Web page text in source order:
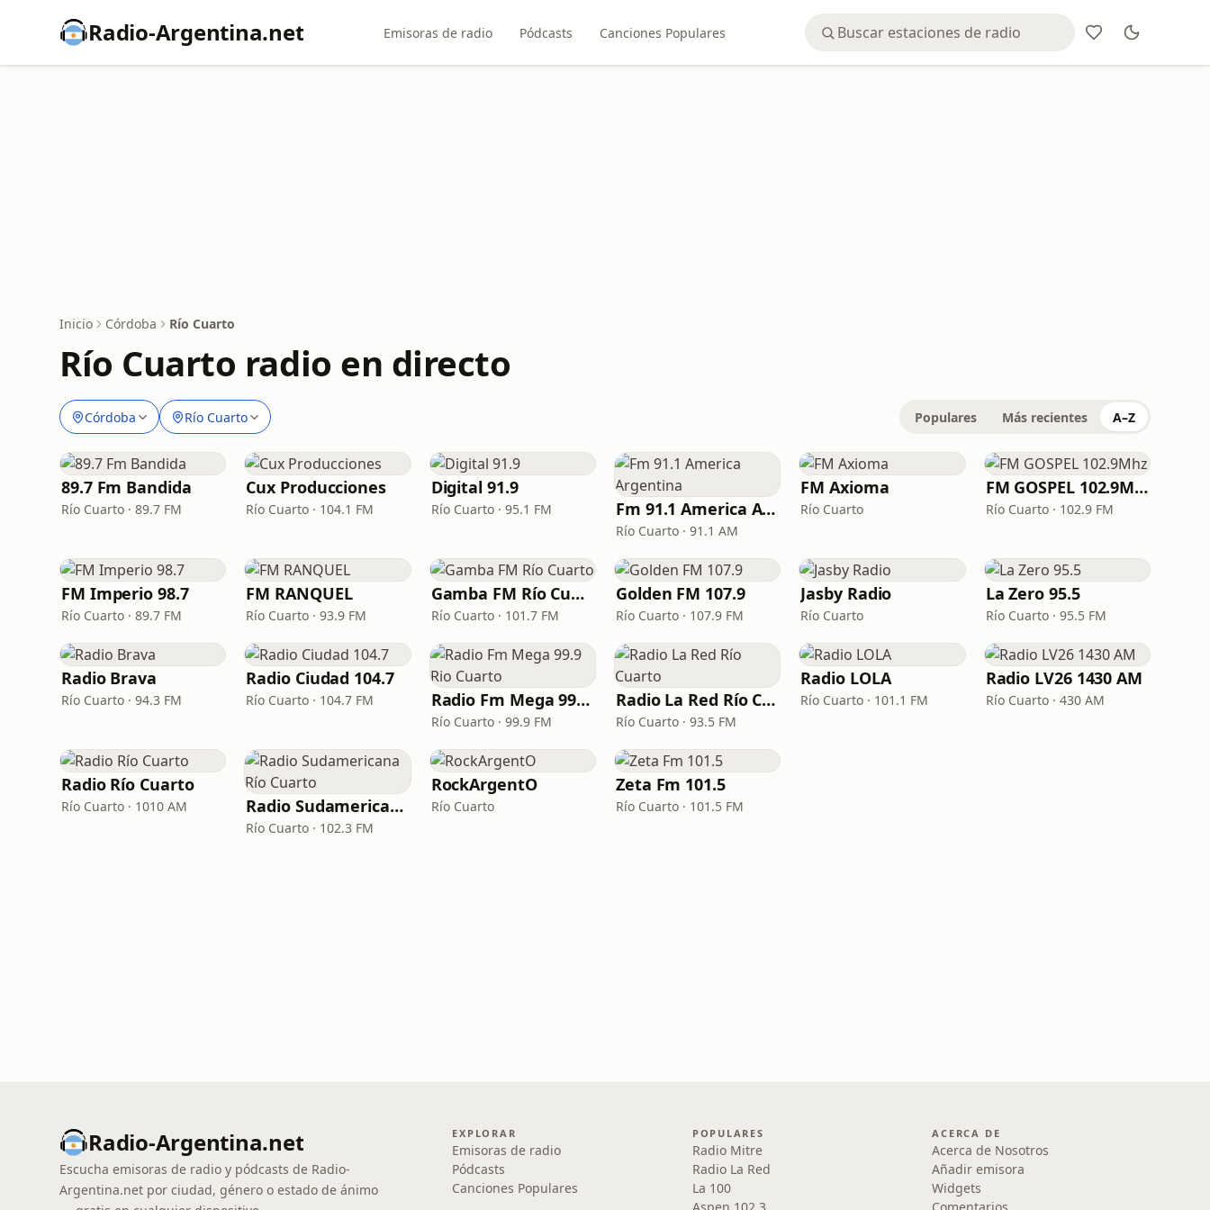
Radio-Argentina.net Emisoras de radio Pódcasts Canciones Populares
Inicio Córdoba Río Cuarto
Río Cuarto radio en directo
Córdoba Río Cuarto Populares Más recientes A–Z
89.7 Fm Bandida
Río Cuarto · 89.7 FM
Cux Producciones
Río Cuarto · 104.1 FM
Digital 91.9
Río Cuarto · 95.1 FM Fm 91.1 America Argentina
Río Cuarto · 91.1 AM
FM Axioma
Río Cuarto
FM GOSPEL 102.9Mhz
Río Cuarto · 102.9 FM
FM Imperio 98.7
Río Cuarto · 89.7 FM
FM RANQUEL
Río Cuarto · 93.9 FM
Gamba FM Río Cuarto
Río Cuarto · 101.7 FM
Golden FM 107.9
Río Cuarto · 107.9 FM
Jasby Radio
Río Cuarto
La Zero 95.5
Río Cuarto · 95.5 FM
Radio Brava
Río Cuarto · 94.3 FM
Radio Ciudad 104.7
Río Cuarto · 104.7 FM Radio Fm Mega 99.9 Rio Cuarto
Río Cuarto · 99.9 FM
Radio La Red Río Cuarto
Río Cuarto · 93.5 FM
Radio LOLA
Río Cuarto · 101.1 FM
Radio LV26 1430 AM
Río Cuarto · 430 AM
Radio Río Cuarto
Río Cuarto · 1010 AM Radio Sudamericana Río Cuarto
Río Cuarto · 102.3 FM
RockArgentO
Río Cuarto
Zeta Fm 101.5
Río Cuarto · 101.5 FM
Radio-Argentina.net
Escucha emisoras de radio y pódcasts de Radio-
Argentina.net por ciudad, género o estado de ánimo
EXPLORAR
Emisoras de radio
Pódcasts
Canciones Populares
POPULARES
Radio Mitre
Radio La Red
La 100
ACERCA DE
Acerca de Nosotros
Añadir emisora
Widgets